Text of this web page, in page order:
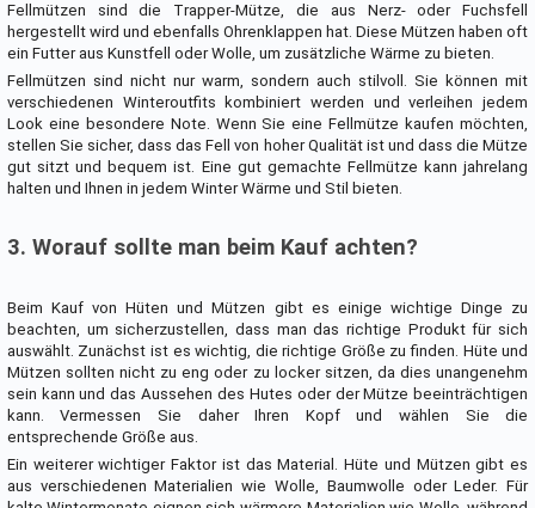
Fellmützen sind die Trapper-Mütze, die aus Nerz- oder Fuchsfell
hergestellt wird und ebenfalls Ohrenklappen hat. Diese Mützen haben oft
ein Futter aus Kunstfell oder Wolle, um zusätzliche Wärme zu bieten.
Fellmützen sind nicht nur warm, sondern auch stilvoll. Sie können mit
verschiedenen Winteroutfits kombiniert werden und verleihen jedem
Look eine besondere Note. Wenn Sie eine Fellmütze kaufen möchten,
stellen Sie sicher, dass das Fell von hoher Qualität ist und dass die Mütze
gut sitzt und bequem ist. Eine gut gemachte Fellmütze kann jahrelang
halten und Ihnen in jedem Winter Wärme und Stil bieten.
3. Worauf sollte man beim Kauf achten?
Beim Kauf von Hüten und Mützen gibt es einige wichtige Dinge zu
beachten, um sicherzustellen, dass man das richtige Produkt für sich
auswählt. Zunächst ist es wichtig, die richtige Größe zu finden. Hüte und
Mützen sollten nicht zu eng oder zu locker sitzen, da dies unangenehm
sein kann und das Aussehen des Hutes oder der Mütze beeinträchtigen
kann. Vermessen Sie daher Ihren Kopf und wählen Sie die
entsprechende Größe aus.
Ein weiterer wichtiger Faktor ist das Material. Hüte und Mützen gibt es
aus verschiedenen Materialien wie Wolle, Baumwolle oder Leder. Für